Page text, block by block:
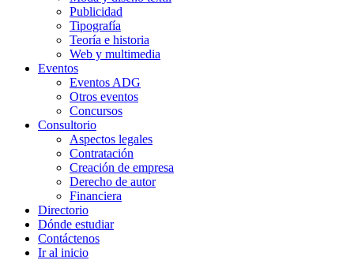
Publicidad
Tipografía
Teoría e historia
Web y multimedia
Eventos
Eventos ADG
Otros eventos
Concursos
Consultorio
Aspectos legales
Contratación
Creación de empresa
Derecho de autor
Financiera
Directorio
Dónde estudiar
Contáctenos
Ir al inicio